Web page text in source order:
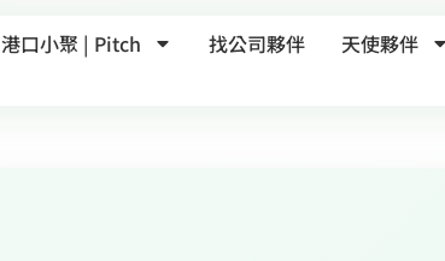
港口小聚 | Pitch 找公司夥伴 天使夥伴